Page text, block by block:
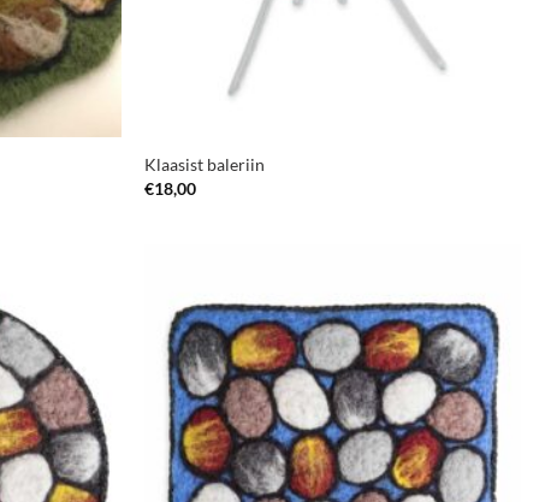
Klaasist baleriin
€18,00